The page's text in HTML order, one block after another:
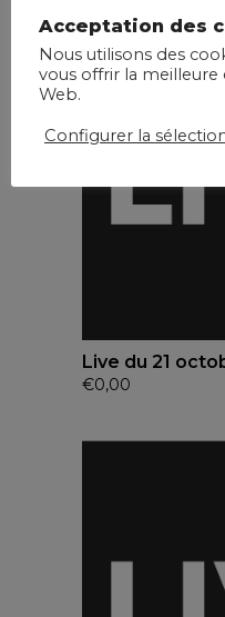
Live du 21
€0,00
Acceptation des
Nous utilisons des
vous offrir la
Web.
Configurer la